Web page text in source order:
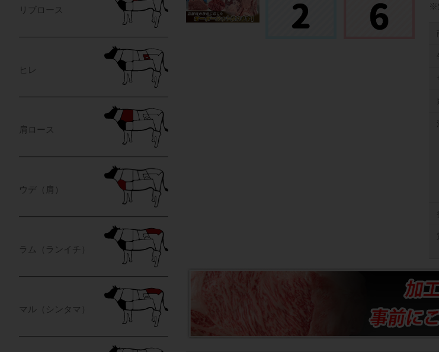
※
リブロース
ヒレ
肩ロース
ウデ（肩）
ラム（ランイチ）
マル（シンタマ）